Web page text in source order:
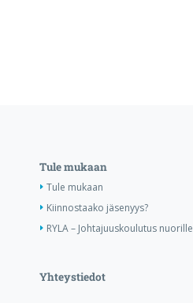
Tule mukaan
Tule mukaan
Kiinnostaako jäsenyys?
RYLA – Johtajuuskoulutus nuorille
Yhteystiedot